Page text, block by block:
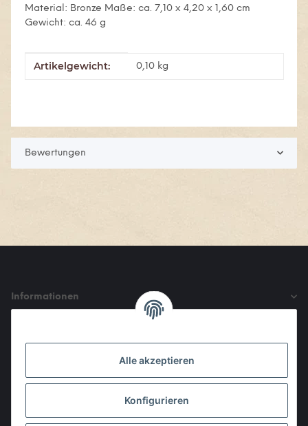
Material: Bronze Maße: ca. 7,10 x 4,20 x 1,60 cm
Gewicht: ca. 46 g
Produkteigenschaft
Wert
Artikelgewicht: 0,10 kg
Bewertungen
Informationen
Alle akzeptieren
Konfigurieren